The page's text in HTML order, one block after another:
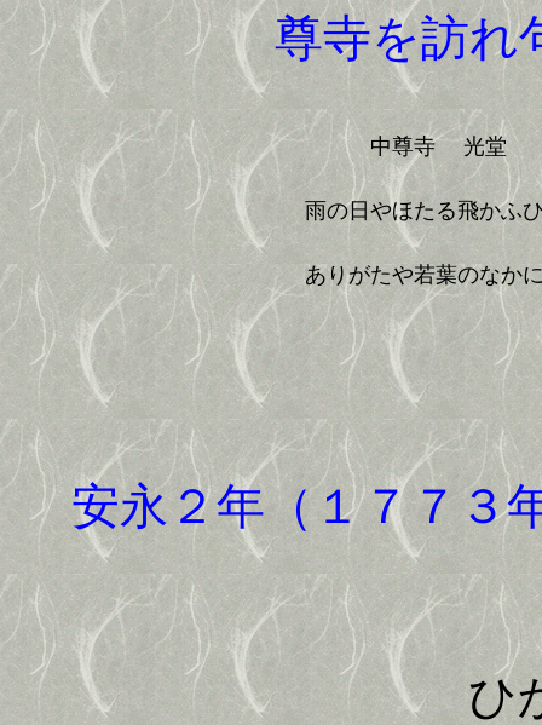
尊寺を訪れ
中尊寺 光堂
雨の日やほたる飛かふ
ありがたや若葉のなか
安永２年（１７７３
ひか